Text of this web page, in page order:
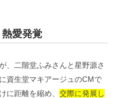
愛発覚
、二階堂ふみさんと星野源さ
資生堂マキアージュのCMで
に距離を縮め、 交際に発展し